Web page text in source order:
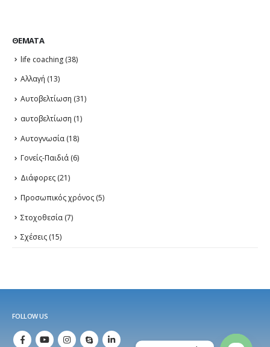
ΘΈΜΑΤΑ
life coaching (38)
Αλλαγή (13)
Αυτοβελτίωση (31)
αυτοβελτίωση (1)
Αυτογνωσία (18)
Γονείς-Παιδιά (6)
Διάφορες (21)
Προσωπικός χρόνος (5)
Στοχοθεσία (7)
Σχέσεις (15)
FOLLOW US